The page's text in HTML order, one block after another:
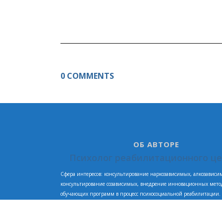
0 COMMENTS
ОБ АВТОРЕ
Психолог реабилитационного
Сфера интересов: консультирование наркозависимых,
консультирование созависимых, внедрение инновационных
обучающих программ в процесс психосоциальной реабилитации.